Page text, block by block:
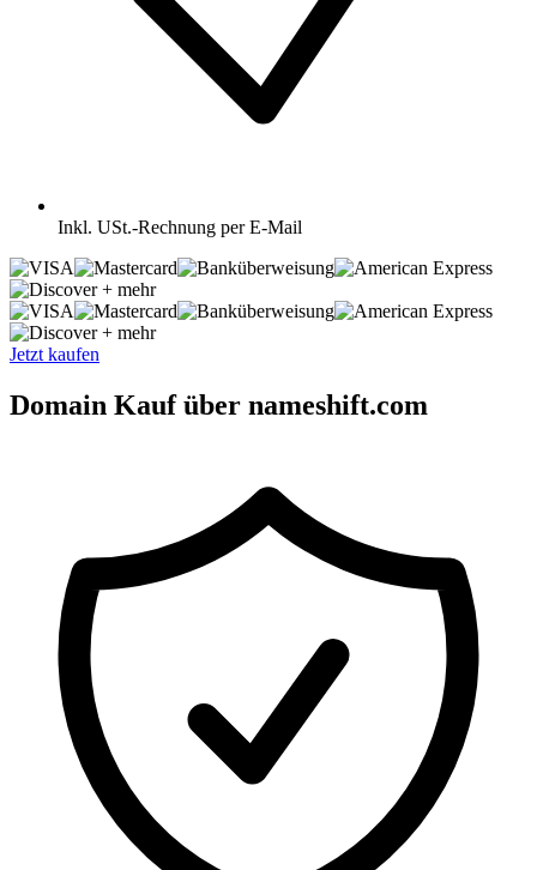
Inkl. USt.-Rechnung per E-Mail
+ mehr
+ mehr
Jetzt kaufen
Domain Kauf über nameshift.com